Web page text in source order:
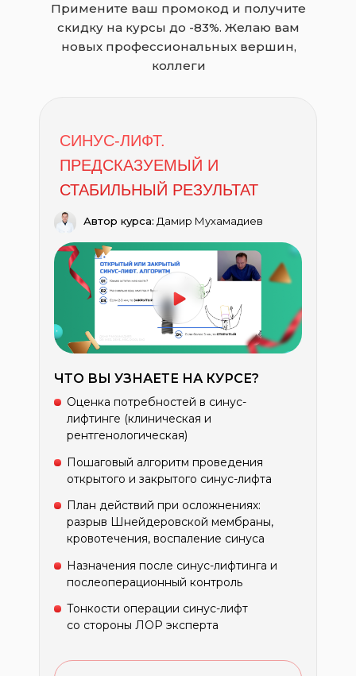
Примените ваш промокод и получите
скидку на курсы до -83%. Желаю вам
новых профессиональных вершин,
коллеги
СИНУС-ЛИФТ.
ПРЕДСКАЗУЕМЫЙ И
СТАБИЛЬНЫЙ РЕЗУЛЬТАТ
Автор курса: Дамир Мухамадиев
ЧТО ВЫ УЗНАЕТЕ НА КУРСЕ?
Оценка потребностей в синус-
лифтинге (клиническая и
рентгенологическая)
Пошаговый алгоритм проведения
открытого и закрытого синус-лифта
План действий при осложнениях:
разрыв Шнейдеровской мембраны,
кровотечения, воспаление синуса
Назначения после синус-лифтинга и
послеоперационный контроль
Тонкости операции синус-лифт
со стороны ЛОР эксперта